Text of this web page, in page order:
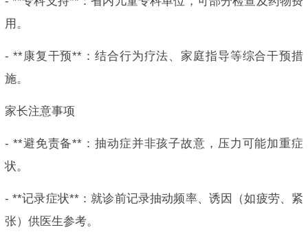
用。
- **康复干预**：结合行为疗法、家庭指导等综合干预措
施。
家长注意事项
- **避免责备**：抽动症并非孩子故意，压力可能加重症
状。
- **记录症状**：就诊前记录抽动频率、诱因（如疲劳、紧
张）供医生参考。